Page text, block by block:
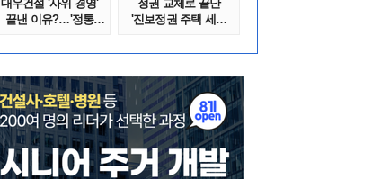
대우건설 '사위 경영'
끝낸 이유?…'정통
정권 교체로 끝난
'진보정권 주택 세금